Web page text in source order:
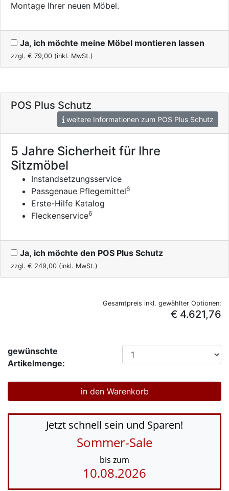
Montage Ihrer neuen Möbel.
Ja, ich möchte meine Möbel montieren lassen
zzgl. € 79,00 (inkl. MwSt.)
POS Plus Schutz
weitere Informationen zum POS Plus Schutz
5 Jahre Sicherheit für Ihre
Sitzmöbel
Instandsetzungsservice
Passgenaue Pflegemittel6
Erste-Hilfe Katalog
Fleckenservice6
Ja, ich möchte den POS Plus Schutz
zzgl. € 249,00 (inkl. MwSt.)
Gesamtpreis inkl. gewählter Optionen:
€ 4.621,76
gewünschte
Artikelmenge:
Jetzt schnell sein und Sparen!
Sommer-Sale
bis zum
10.08.2026